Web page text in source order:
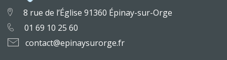
8 rue de l’Église 91360 Épinay-sur-Orge
01 69 10 25 60
contact@epinaysurorge.fr